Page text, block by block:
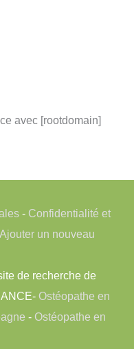
avec [rootdomain]
- Confidentialité et
Ajouter un nouveau
de recherche de
Ostéopathe en
- Ostéopathe en